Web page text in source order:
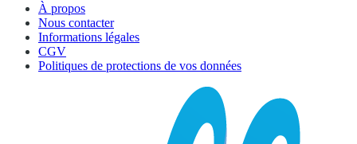
À propos
Nous contacter
Informations légales
CGV
Politiques de protections de vos données